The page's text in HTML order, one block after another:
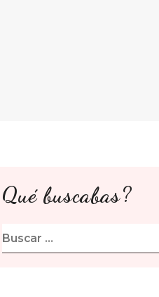
Qué buscabas?
Buscar: